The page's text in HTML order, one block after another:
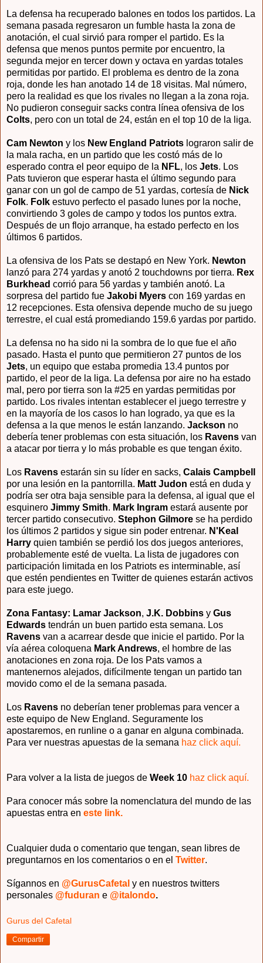
La defensa ha recuperado balones en todos los partidos. La
semana pasada regresaron un fumble hasta la zona de
anotación, el cual sirvió para romper el partido. Es la
defensa que menos puntos permite por encuentro, la
segunda mejor en tercer down y octava en yardas totales
permitidas por partido. El problema es dentro de la zona
roja, donde les han anotado 14 de 18 visitas. Mal número,
pero la realidad es que los rivales no llegan a la zona roja.
No pudieron conseguir sacks contra línea ofensiva de los
Colts, pero con un total de 24, están en el top 10 de la liga.
Cam Newton y los New England Patriots lograron salir de
la mala racha, en un partido que les costó más de lo
esperado contra el peor equipo de la NFL, los Jets. Los
Pats tuvieron que esperar hasta el último segundo para
ganar con un gol de campo de 51 yardas, cortesía de Nick
Folk. Folk estuvo perfecto el pasado lunes por la noche,
convirtiendo 3 goles de campo y todos los puntos extra.
Después de un flojo arranque, ha estado perfecto en los
últimos 6 partidos.
La ofensiva de los Pats se destapó en New York. Newton
lanzó para 274 yardas y anotó 2 touchdowns por tierra. Rex
Burkhead corrió para 56 yardas y también anotó. La
sorpresa del partido fue Jakobi Myers con 169 yardas en
12 recepciones. Esta ofensiva depende mucho de su juego
terrestre, el cual está promediando 159.6 yardas por partido.
La defensa no ha sido ni la sombra de lo que fue el año
pasado. Hasta el punto que permitieron 27 puntos de los
Jets, un equipo que estaba promedia 13.4 puntos por
partido, el peor de la liga. La defensa por aire no ha estado
mal, pero por tierra son la #25 en yardas permitidas por
partido. Los rivales intentan establecer el juego terrestre y
en la mayoría de los casos lo han logrado, ya que es la
defensa a la que menos le están lanzando. Jackson no
debería tener problemas con esta situación, los Ravens van
a atacar por tierra y lo más probable es que tengan éxito.
Los Ravens estarán sin su líder en sacks, Calais Campbell
por una lesión en la pantorrilla. Matt Judon está en duda y
podría ser otra baja sensible para la defensa, al igual que el
esquinero Jimmy Smith. Mark Ingram estará ausente por
tercer partido consecutivo. Stephon Gilmore se ha perdido
los últimos 2 partidos y sigue sin poder entrenar. N'Keal
Harry quien también se perdió los dos juegos anteriores,
probablemente esté de vuelta. La lista de jugadores con
participación limitada en los Patriots es interminable, así
que estén pendientes en Twitter de quienes estarán activos
para este juego.
Zona Fantasy: Lamar Jackson, J.K. Dobbins y Gus
Edwards tendrán un buen partido esta semana. Los
Ravens van a acarrear desde que inicie el partido. Por la
vía aérea coloquena Mark Andrews, el hombre de las
anotaciones en zona roja. De los Pats vamos a
mantenernos alejados, difícilmente tengan un partido tan
movido como el de la semana pasada.
Los Ravens no deberían tener problemas para vencer a
este equipo de New England. Seguramente los
apostaremos, en runline o a ganar en alguna combinada.
Para ver nuestras apuestas de la semana haz click aquí.
Para volver a la lista de juegos de Week 10 haz click aquí.
Para conocer más sobre la nomenclatura del mundo de las
apuestas entra en este link.
Cualquier duda o comentario que tengan, sean libres de
preguntarnos en los comentarios o en el Twitter.
Sígannos en @GurusCafetal y en nuestros twitters
personales @fuduran e @italondo.
Gurus del Cafetal
Compartir